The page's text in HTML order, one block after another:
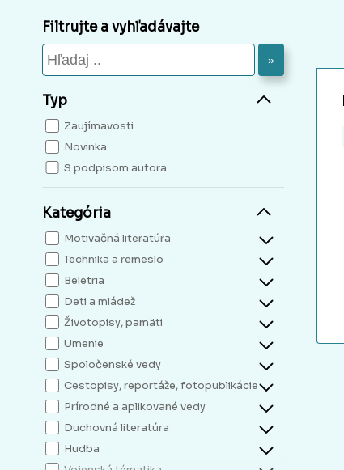
Filtrujte a vyhľadávajte
»
Typ
Zaujímavosti
Novinka
S podpisom autora
Kategória
Motivačná literatúra
Technika a remeslo
Beletria
Deti a mládež
Životopisy, pamäti
Umenie
Spoločenské vedy
Cestopisy, reportáže, fotopublikácie
Prírodné a aplikované vedy
Duchovná literatúra
Hudba